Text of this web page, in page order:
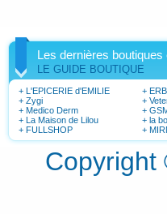
Les dernières boutiques
LE GUIDE BOUTIQUE
+ L'EPICERIE d'EMILIE
+ Zygi
+ Medico Derm
+ La Maison de Lilou
+ FULLSHOP
+
+
+
+ la
+